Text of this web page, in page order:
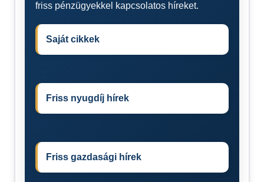
friss pénzügyekkel kapcsolatos híreket.
Saját cikkek
Friss nyugdíj hírek
Friss gazdasági hírek